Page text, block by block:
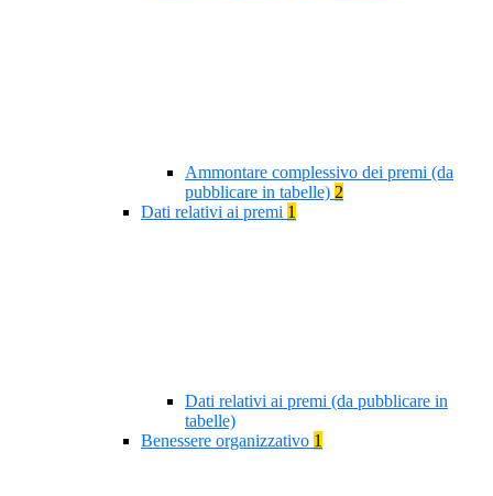
Ammontare complessivo dei premi (da
pubblicare in tabelle) 2
Dati relativi ai premi 1
Dati relativi ai premi (da pubblicare in
tabelle)
Benessere organizzativo 1